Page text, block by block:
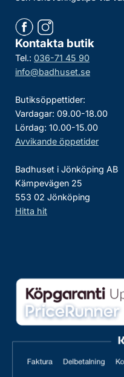
Kontakta butik
Tel.: 036-71 45 90
info@badhuset.se
Butiksöppettider:
Vardagar: 09.00-18.00
Lördag: 10.00-15.00
Avvikande öppetider
Badhuset i Jönköping AB
Kämpevägen 25
553 02 Jönköping
Hitta hit